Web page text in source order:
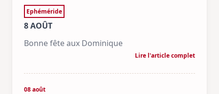
Ephéméride
8 AOÛT
Bonne fête aux Dominique
Lire l'article complet
08 août